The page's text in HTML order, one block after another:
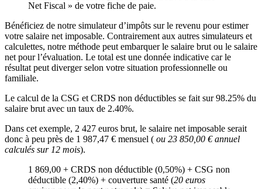
Net Fiscal » de votre fiche de paie.
Bénéficiez de notre simulateur d’impôts sur le revenu pour estimer
votre salaire net imposable. Contrairement aux autres simulateurs et
calculettes, notre méthode peut embarquer le salaire brut ou le salaire
net pour l’évaluation. Le total est une donnée indicative car le
résultat peut diverger selon votre situation professionnelle ou
familiale.
Le calcul de la CSG et CRDS non déductibles se fait sur 98.25% du
salaire brut avec un taux de 2.40%.
Dans cet exemple, 2 427 euros brut, le salaire net imposable serait
donc à peu près de 1 987,47 € mensuel ( ou 23 850,00 € annuel
calculés sur 12 mois).
1 869,00 + CRDS non déductible (0,50%) + CSG non
déductible (2,40%) + couverture santé (20 euros